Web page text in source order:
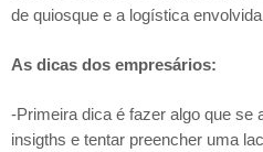
de quiosque e a logística
As dicas dos empresários:
-Primeira dica é fazer algo que se
insigths e tentar preencher uma